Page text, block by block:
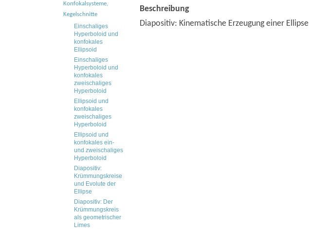
Konfokalsysteme,
Kegelschnitte
Einschaliges
Hyperboloid und
konfokales
Ellipsoid
Einschaliges
Hyperboloid und
konfokales
zweischaliges
Hyperboloid
Ellipsoid und
konfokales
zweischaliges
Hyperboloid
Ellipsoid und
konfokales ein-
und zweischaliges
Hyperboloid
Diapositiv:
Krümmungskreise
und Evolute der
Ellipse
Diapositiv: Der
Krümmungskreis
als geometrischer
Limes
Beschreibung
Diapositiv: Kinematische Erzeugung einer Ellipse